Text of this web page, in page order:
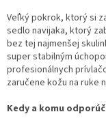
Veľký pokrok, ktorý si
sedlo navijaka, ktorý
bez tej najmenšej
super stabilným
profesionálnych
zaručene kožu na ruke
Kedy a komu